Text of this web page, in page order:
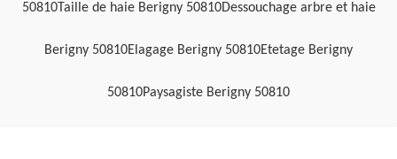
50810Taille de haie Berigny 50810Dessouchage arbre et haie
Berigny 50810Elagage Berigny 50810Etetage Berigny
50810Paysagiste Berigny 50810